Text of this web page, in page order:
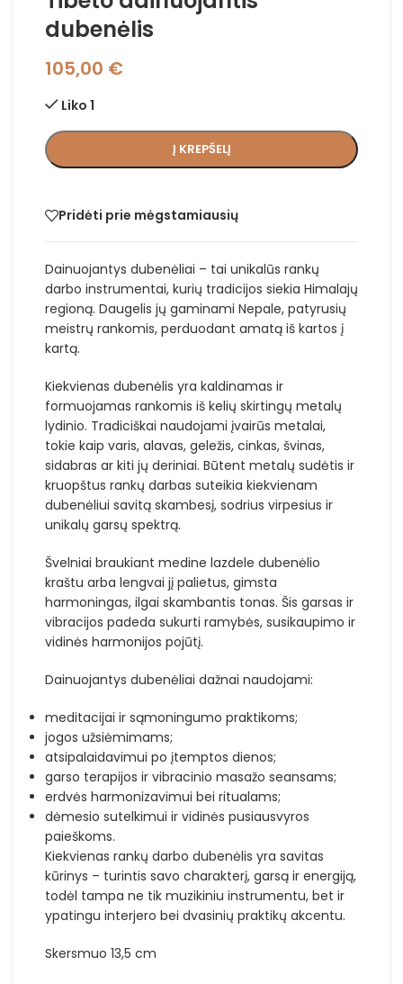
dubenėlis
105,00 €
Liko 1
Į KREPŠELĮ
Pridėti prie mėgstamiausių
Dainuojantys dubenėliai – tai unikalūs rankų
darbo instrumentai, kurių tradicijos siekia Himalajų
regioną. Daugelis jų gaminami Nepale, patyrusių
meistrų rankomis, perduodant amatą iš kartos į
kartą.
Kiekvienas dubenėlis yra kaldinamas ir
formuojamas rankomis iš kelių skirtingų metalų
lydinio. Tradiciškai naudojami įvairūs metalai,
tokie kaip varis, alavas, geležis, cinkas, švinas,
sidabras ar kiti jų deriniai. Būtent metalų sudėtis ir
kruopštus rankų darbas suteikia kiekvienam
dubenėliui savitą skambesį, sodrius virpesius ir
unikalų garsų spektrą.
Švelniai braukiant medine lazdele dubenėlio
kraštu arba lengvai jį palietus, gimsta
harmoningas, ilgai skambantis tonas. Šis garsas ir
vibracijos padeda sukurti ramybės, susikaupimo ir
vidinės harmonijos pojūtį.
Dainuojantys dubenėliai dažnai naudojami:
meditacijai ir sąmoningumo praktikoms;
jogos užsiėmimams;
atsipalaidavimui po įtemptos dienos;
garso terapijos ir vibracinio masažo seansams;
erdvės harmonizavimui bei ritualams;
dėmesio sutelkimui ir vidinės pusiausvyros
paieškoms.
Kiekvienas rankų darbo dubenėlis yra savitas
kūrinys – turintis savo charakterį, garsą ir energiją,
todėl tampa ne tik muzikiniu instrumentu, bet ir
ypatingu interjero bei dvasinių praktikų akcentu.
Skersmuo 13,5 cm